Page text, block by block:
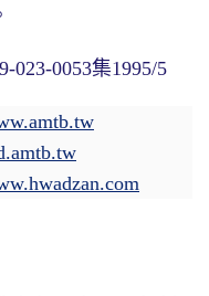
0053集1995/5